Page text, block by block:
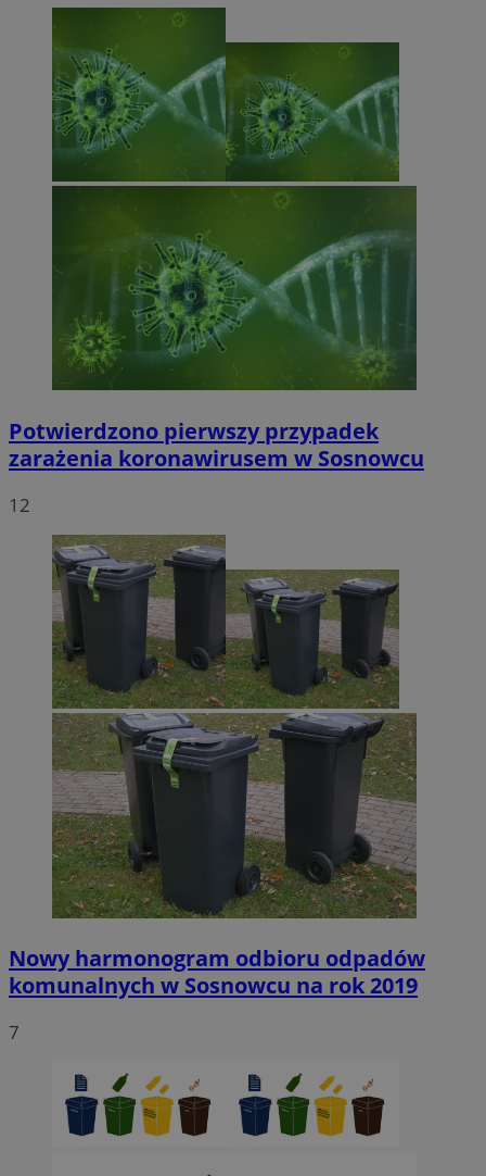
Potwierdzono pierwszy przypadek
zarażenia koronawirusem w Sosnowcu
12
Nowy harmonogram odbioru odpadów
komunalnych w Sosnowcu na rok 2019
7